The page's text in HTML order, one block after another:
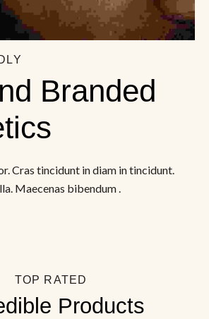
Branded
Cras tincidunt in diam in tincidunt.
Maecenas bibendum .
TOP RATED
Products